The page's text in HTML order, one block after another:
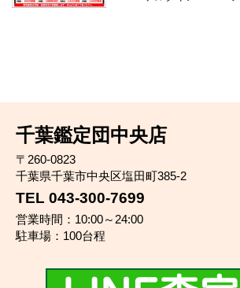
千葉鑑定団中央店
〒260-0823
千葉県千葉市中央区塩田町385-2
TEL 043-300-7699
営業時間：10:00～24:00
駐車場：100台程